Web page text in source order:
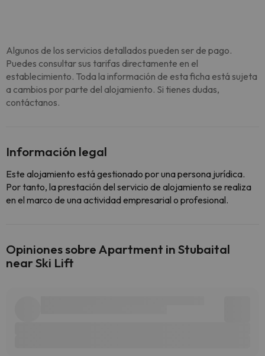
Algunos de los servicios detallados pueden ser de pago.
Puedes consultar sus tarifas directamente en el
establecimiento. Toda la información de esta ficha está sujeta
a cambios por parte del alojamiento. Si tienes dudas,
contáctanos.
Información legal
Este alojamiento está gestionado por una persona jurídica.
Por tanto, la prestación del servicio de alojamiento se realiza
en el marco de una actividad empresarial o profesional.
Opiniones sobre Apartment in Stubaital
near Ski Lift